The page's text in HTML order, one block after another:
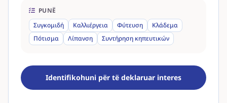
PUNË
Συγκομιδή
Καλλιέργεια Φύτευση
Κλάδεμα
Πότισμα
Λίπανση Συντήρηση κηπευτικών
Identifikohuni për të deklaruar interes